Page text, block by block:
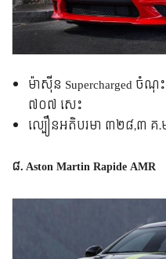
ម៉ាស៊ីន Supercharged ចំ
៧០៧ សេះ
ល្បឿន​អតិបរមា ៣២៨,៣ គ
៨. Aston Martin Rapide AMR